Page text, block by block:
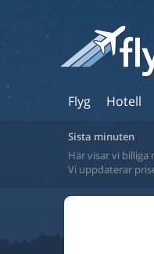
Flyg Hotell
Sista minuten
Här visar vi
Vi uppdaterar